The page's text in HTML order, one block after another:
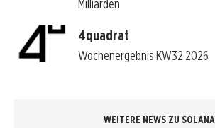
Milliarden
4quadrat
Wochenergebnis KW32 2026
WEITERE NEWS ZU SOLANA